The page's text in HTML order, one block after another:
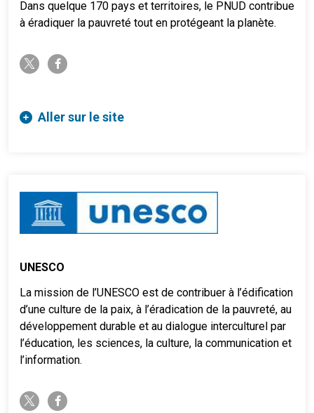
Dans quelque 170 pays et territoires, le PNUD contribue
à éradiquer la pauvreté tout en protégeant la planète.
twitter-x facebook-f
Aller sur le site
UNESCO
La mission de l’UNESCO est de contribuer à l’édification
d’une culture de la paix, à l’éradication de la pauvreté, au
développement durable et au dialogue interculturel par
l’éducation, les sciences, la culture, la communication et
l’information.
twitter-x facebook-f